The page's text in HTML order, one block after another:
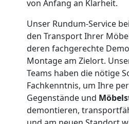
von Anfang an Klarheit.
Unser Rundum-Service
den Transport Ihrer
deren fachgerechte
Montage am Zielort.
Teams haben die nötige
Fachkenntnis, um Ihre
Gegenstände und
demontieren,
Kleiner
Umzug
Wolfsberg
Küchenumzug